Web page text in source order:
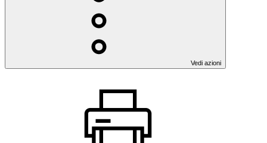
Vedi azioni